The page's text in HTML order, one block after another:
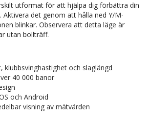
utformat för att hjälpa dig förbättra din
Aktivera det genom att hålla ned Y/M-
blinkar. Observera att detta läge är
utan bollträff.
klubbsvinghastighet och slaglängd
40 000 banor
och Android
visning av mätvärden